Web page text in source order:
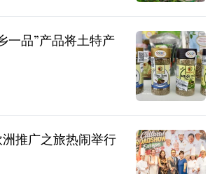
一品”产品将土特产
推广之旅热闹举行